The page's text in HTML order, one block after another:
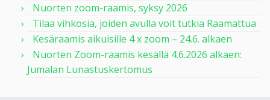
Nuorten zoom-raamis, syksy 2026
Tilaa vihkosia, joiden avulla voit tutkia Raamattua
Kesäraamis aikuisille 4 x zoom – 24.6. alkaen
Nuorten Zoom-raamis kesällä 4.6.2026 alkaen:
Jumalan Lunastuskertomus